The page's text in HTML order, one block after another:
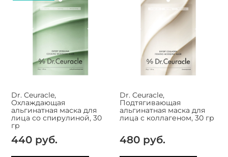
Dr. Ceuracle,
Охлаждающая
альгинатная маска для
лица со спирулиной, 30
гр
440 руб.
Dr. Ceuracle,
Подтягивающая
альгинатная маска для
лица с коллагеном, 30 гр
480 руб.